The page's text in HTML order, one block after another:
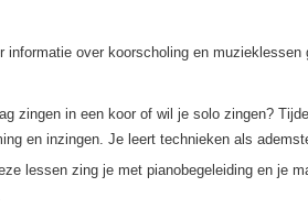
informatie over koorscholing en muzieklessen
zingen in een koor of wil je solo zingen?
en inzingen. Je leert technieken als
lessen zing je met pianobegeleiding en je